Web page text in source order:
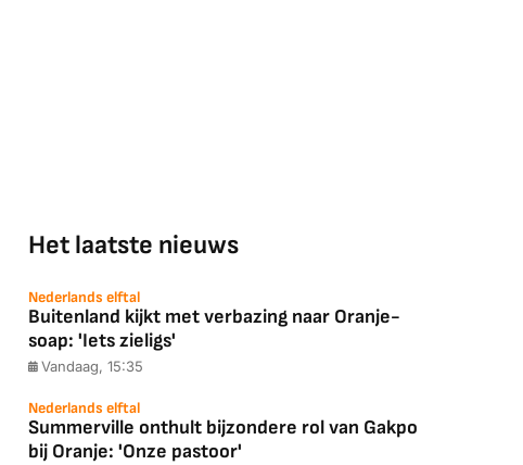
Het laatste nieuws
Nederlands elftal
Buitenland kijkt met verbazing naar Oranje-
soap: 'Iets zieligs'
Vandaag, 15:35
Nederlands elftal
Summerville onthult bijzondere rol van Gakpo
bij Oranje: 'Onze pastoor'